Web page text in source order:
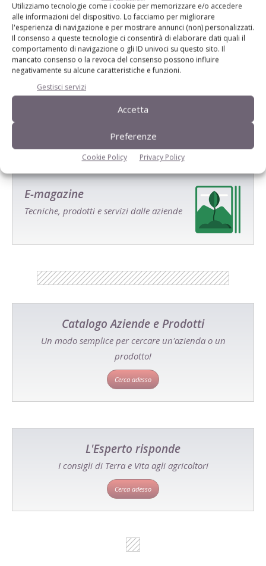
Utilizziamo tecnologie come i cookie per memorizzare e/o accedere
alle informazioni del dispositivo. Lo facciamo per migliorare
l'esperienza di navigazione e per mostrare annunci (non) personalizzati.
Il consenso a queste tecnologie ci consentirà di elaborare dati quali il
comportamento di navigazione o gli ID univoci su questo sito. Il
mancato consenso o la revoca del consenso possono influire
negativamente su alcune caratteristiche e funzioni.
Gestisci servizi
Accetta
Preferenze
Cookie Policy Privacy Policy
Salva il mio nome, email e sito web in questo browser per la
prossima volta che commento.
E-magazine
Tecniche, prodotti e servizi dalle aziende
Catalogo Aziende e Prodotti
Un modo semplice per cercare un'azienda o un
prodotto!
Cerca adesso
L'Esperto risponde
I consigli di Terra e Vita agli agricoltori
Cerca adesso